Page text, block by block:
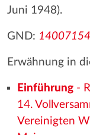
Juni 1948).
GND:
Erwähnung in
Einführung-
14.
Vereinigten